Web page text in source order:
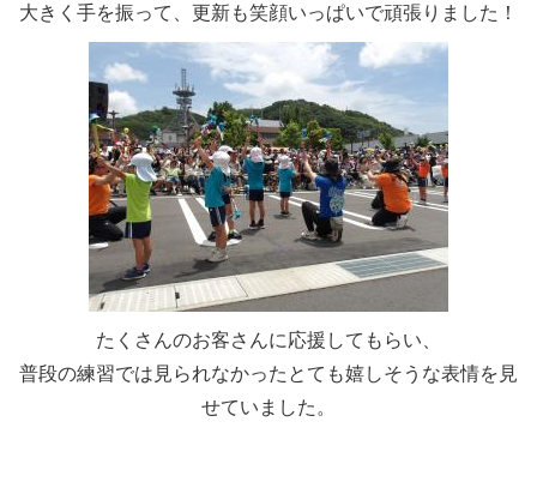
大きく手を振って、更新も笑顔いっぱいで頑張りました！
たくさんのお客さんに応援してもらい、
普段の練習では見られなかったとても嬉しそうな表情を見
せていました。